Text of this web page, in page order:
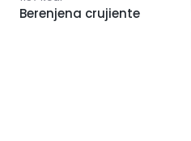
Berenjena crujiente